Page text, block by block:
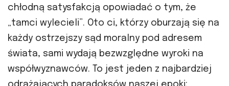
chłodną satysfakcją opowiadać o tym, że
„tamci wylecieli”. Oto ci, którzy oburzają się na
każdy ostrzejszy sąd moralny pod adresem
świata, sami wydają bezwzględne wyroki na
współwyznawców. To jest jeden z najbardziej